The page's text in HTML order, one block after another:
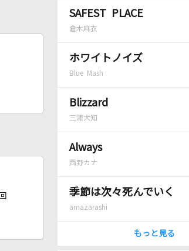
SAFEST PLACE
倉木麻衣
ホワイトノイズ
Blue Mash
Blizzard
三浦大知
Always
西野カナ
季節は次々死んでいく
amazarashi
もっと見る
回